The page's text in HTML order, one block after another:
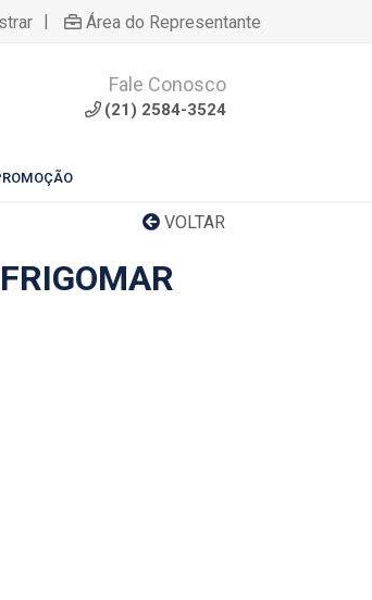
| Área do Representante
Fale Conosco
(21) 2584-3524
VOLTAR